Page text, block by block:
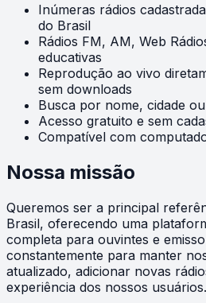
Inúmeras rádios
do Brasil
Rádios FM, AM, Web
educativas
Reprodução ao vivo
sem downloads
Busca por nome, cidade
Acesso gratuito e sem
Compatível com
Nossa missão
Queremos ser a principal
Brasil, oferecendo uma
completa para ouvintes e
constantemente para manter
atualizado, adicionar novas
experiência dos nossos usuários.